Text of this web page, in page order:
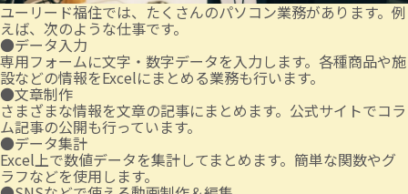
ユーリード福住では、たくさんのパソコン業務があります。例
えば、次のような仕事です。
●データ入力
専用フォームに文字・数字データを入力します。各種商品や施
設などの情報をExcelにまとめる業務も行います。
●文章制作
さまざまな情報を文章の記事にまとめます。公式サイトでコラ
ム記事の公開も行っています。
●データ集計
Excel上で数値データを集計してまとめます。簡単な関数やグ
ラフなどを使用します。